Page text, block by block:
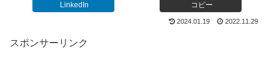
LinkedIn コピー
2024.01.19 2022.11.29
スポンサーリンク